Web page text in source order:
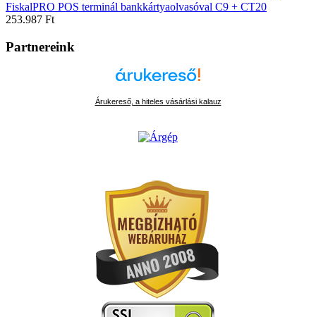
FiskalPRO POS terminál bankkártyaolvasóval C9 + CT20
253.987 Ft
Partnereink
Árukereső, a hiteles vásárlási kalauz